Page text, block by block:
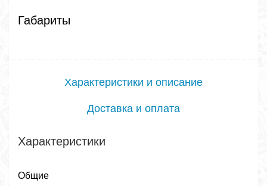
Габариты
Характеристики и описание
Доставка и оплата
Характеристики
Общие